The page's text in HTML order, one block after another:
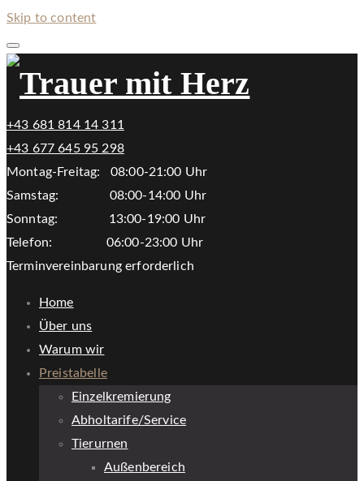
Skip to content
+43 681 814 14 311
+43 677 645 95 298
Montag-Freitag: 08:00-21:00 Uhr
Samstag: 08:00-14:00 Uhr
Sonntag: 13:00-19:00 Uhr
Telefon: 06:00-23:00 Uhr
Terminvereinbarung erforderlich
Home
Über uns
Warum wir
Preistabelle
Einzelkremierung
Abholtarife/Service
Tierurnen
Außenbereich